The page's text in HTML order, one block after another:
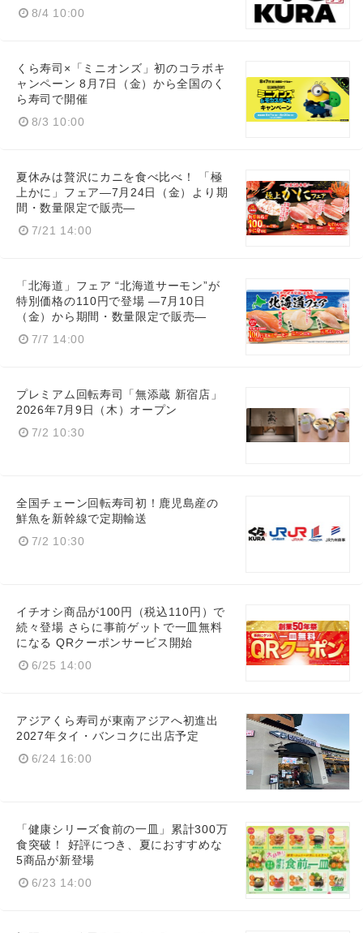
8/4 10:00
くら寿司×「ミニオンズ」初のコラボキ
ャンペーン 8月7日（金）から全国のく
ら寿司で開催
8/3 10:00
夏休みは贅沢にカニを食べ比べ！ 「極
上かに」フェア―7月24日（金）より期
間・数量限定で販売―
7/21 14:00
「北海道」フェア “北海道サーモン”が
特別価格の110円で登場 ―7月10日
（金）から期間・数量限定で販売―
7/7 14:00
プレミアム回転寿司「無添蔵 新宿店」
2026年7月9日（木）オープン
7/2 10:30
全国チェーン回転寿司初！鹿児島産の
鮮魚を新幹線で定期輸送
7/2 10:30
イチオシ商品が100円（税込110円）で
続々登場 さらに事前ゲットで一皿無料
になる QRクーポンサービス開始
6/25 14:00
アジアくら寿司が東南アジアへ初進出
2027年タイ・バンコクに出店予定
6/24 16:00
「健康シリーズ食前の一皿」累計300万
食突破！ 好評につき、夏におすすめな
5商品が新登場
6/23 14:00